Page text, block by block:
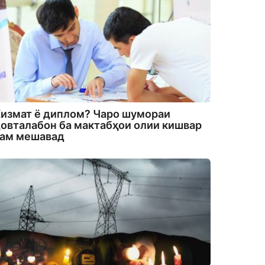
ё диплом? Чаро шумораи
ба мактабҳои олии кишвар
мешавад